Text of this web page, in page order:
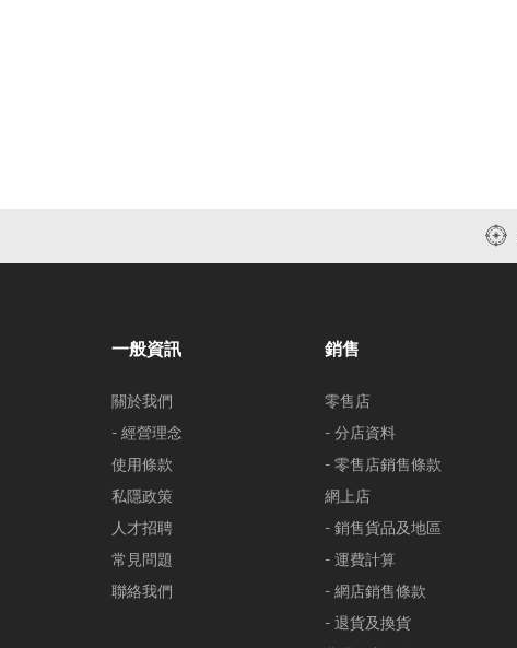
一般資訊
關於我們
- 經營理念
使用條款
私隱政策
人才招聘
常見問題
聯絡我們
銷售
零售店
- 分店資料
- 零售店銷售條款
網上店
- 銷售貨品及地區
- 運費計算
- 網店銷售條款
- 退貨及換貨